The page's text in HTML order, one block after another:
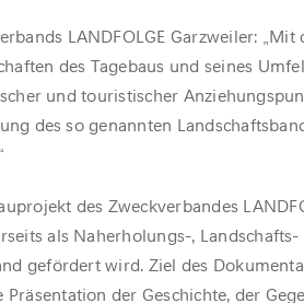
LANDFOLGE Garzweiler:
des Tagebaus und seines
und touristischer
des so genannten
des Zweckverbandes
als Naherholungs-, Landschafts-
gefördert wird. Ziel des
der Geschichte, der